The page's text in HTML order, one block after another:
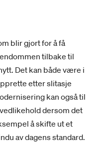
blir gjort for å få
tilbake til
Det kan både være i
etter slitasje
kan også til
dersom det
å skifte ut et
av dagens standard.